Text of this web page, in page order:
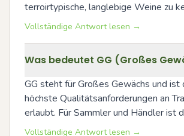
terroirtypische, langlebige Weine zu
Vollständige Antwort lesen →
Was bedeutet GG (Großes
GG steht für Großes Gewächs und
höchste Qualitätsanforderungen an
erlaubt. Für Sammler und Händler ist
Vollständige Antwort lesen →